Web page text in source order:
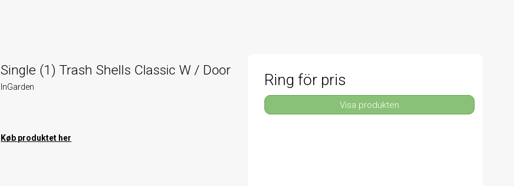
Single (1) Trash Shells Classic W / Door
InGarden
Køb produktet her
Ring för pris
Visa produkten